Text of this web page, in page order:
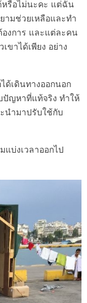
หรือไม่นะคะ แต่ฉัน
ามช่วยเหลือและทำ
งการ และแต่ละคน
ขาได้เพียง อย่าง
ด้เดินทางออกนอก
ปัญหาที่แท้จริง ทำให้
นำมาปรับใช้กับ
บ่งเวลาออกไป